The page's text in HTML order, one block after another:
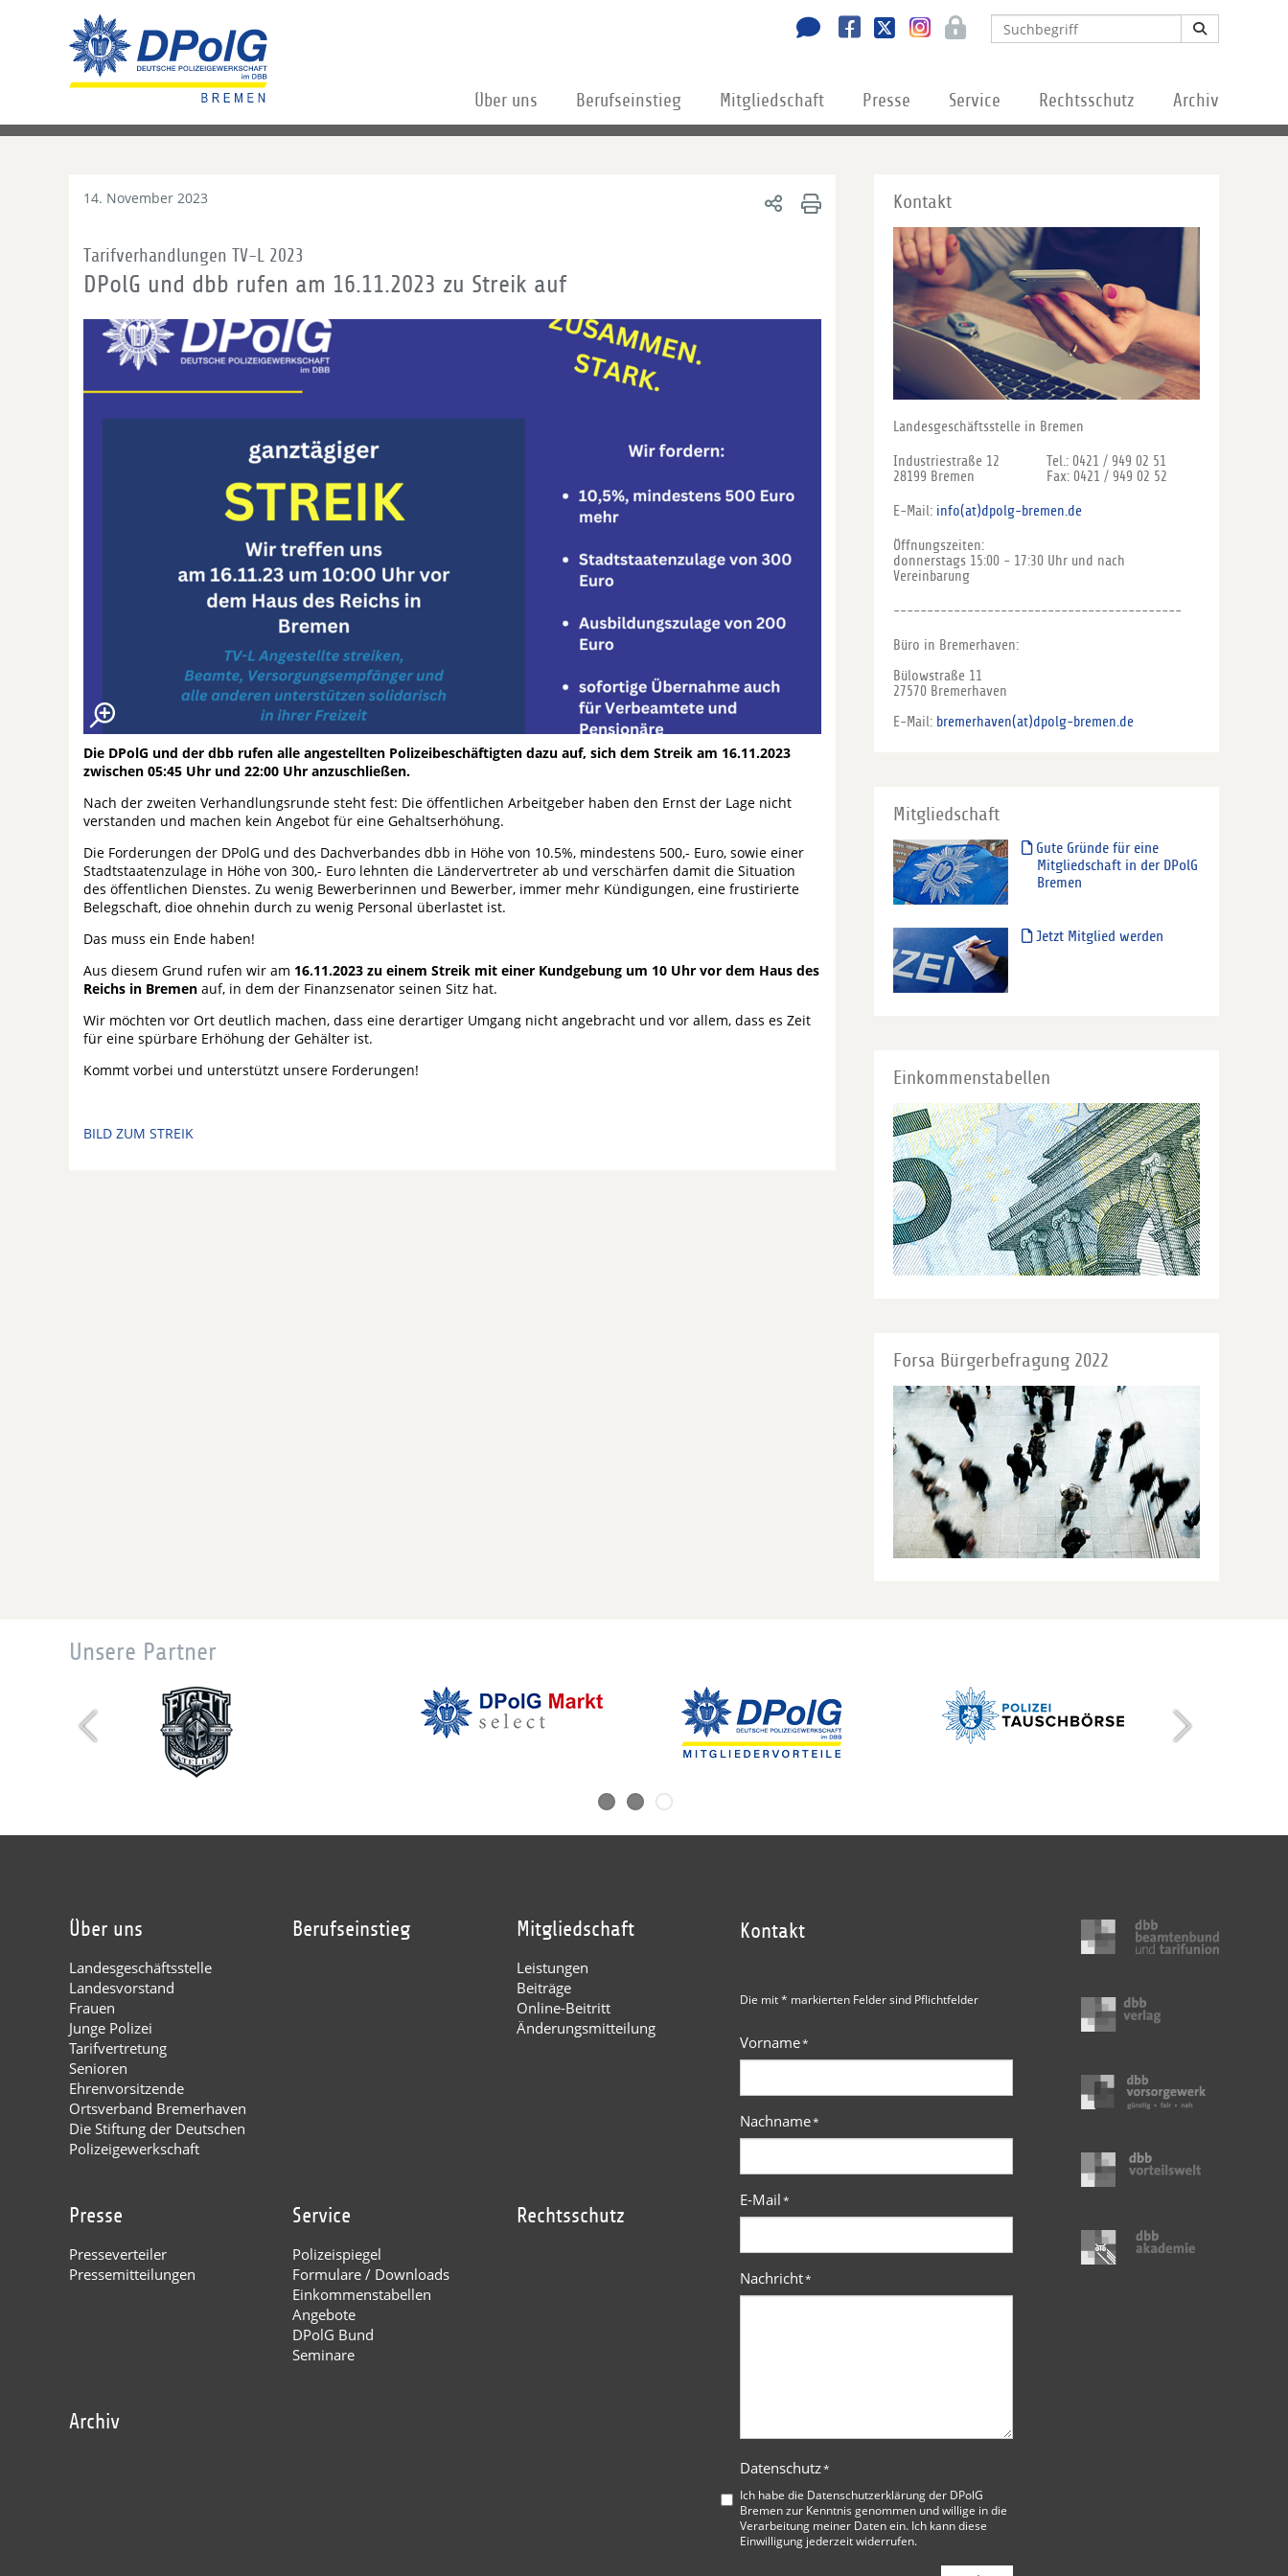
Über uns Berufseinstieg Mitgliedschaft Presse Service Rechtsschutz Archiv
14. November 2023
Tarifverhandlungen TV-L 2023
DPolG und dbb rufen am 16.11.2023 zu Streik auf
Die DPolG und der dbb rufen alle angestellten Polizeibeschäftigten dazu auf, sich dem Streik am 16.11.2023
zwischen 05:45 Uhr und 22:00 Uhr anzuschließen.
Nach der zweiten Verhandlungsrunde steht fest: Die öffentlichen Arbeitgeber haben den Ernst der Lage nicht
verstanden und machen kein Angebot für eine Gehaltserhöhung.
Die Forderungen der DPolG und des Dachverbandes dbb in Höhe von 10.5%, mindestens 500,- Euro, sowie einer
Stadtstaatenzulage in Höhe von 300,- Euro lehnten die Ländervertreter ab und verschärfen damit die Situation
des öffentlichen Dienstes. Zu wenig Bewerberinnen und Bewerber, immer mehr Kündigungen, eine frustirierte
Belegschaft, dioe ohnehin durch zu wenig Personal überlastet ist.
Das muss ein Ende haben!
Aus diesem Grund rufen wir am 16.11.2023 zu einem Streik mit einer Kundgebung um 10 Uhr vor dem Haus des
Reichs in Bremen auf, in dem der Finanzsenator seinen Sitz hat.
Wir möchten vor Ort deutlich machen, dass eine derartiger Umgang nicht angebracht und vor allem, dass es Zeit
für eine spürbare Erhöhung der Gehälter ist.
Kommt vorbei und unterstützt unsere Forderungen!
BILD ZUM STREIK
Kontakt
Landesgeschäftsstelle in Bremen
Industriestraße 12
28199 Bremen
Tel.: 0421 / 949 02 51
Fax: 0421 / 949 02 52
E-Mail: info(at)dpolg-bremen.de
Öffnungszeiten:
donnerstags 15:00 - 17:30 Uhr und nach
Vereinbarung
-------------------------------------------
Büro in Bremerhaven:
Bülowstraße 11
27570 Bremerhaven
E-Mail: bremerhaven(at)dpolg-bremen.de
Mitgliedschaft
Gute Gründe für eine
Mitgliedschaft in der DPolG
Bremen
Jetzt Mitglied werden
Einkommenstabellen
Forsa Bürgerbefragung 2022
Unsere Partner
Über uns
Landesgeschäftsstelle
Landesvorstand
Frauen
Junge Polizei
Tarifvertretung
Senioren
Ehrenvorsitzende
Ortsverband Bremerhaven
Die Stiftung der Deutschen
Polizeigewerkschaft
Berufseinstieg Mitgliedschaft
Leistungen
Beiträge
Online-Beitritt
Änderungsmitteilung
Presse
Presseverteiler
Pressemitteilungen
Service
Polizeispiegel
Formulare / Downloads
Einkommenstabellen
Angebote
DPolG Bund
Seminare
Rechtsschutz
Archiv
Kontakt
Die mit * markierten Felder sind Pflichtfelder
Vorname*
Nachname*
E-Mail*
Nachricht*
Datenschutz*
Ich habe die Datenschutzerklärung der DPolG
Bremenzur Kenntnis genommen und willige in die
Verarbeitung meiner Daten ein. Ich kann diese
Einwilligung jederzeit widerrufen.